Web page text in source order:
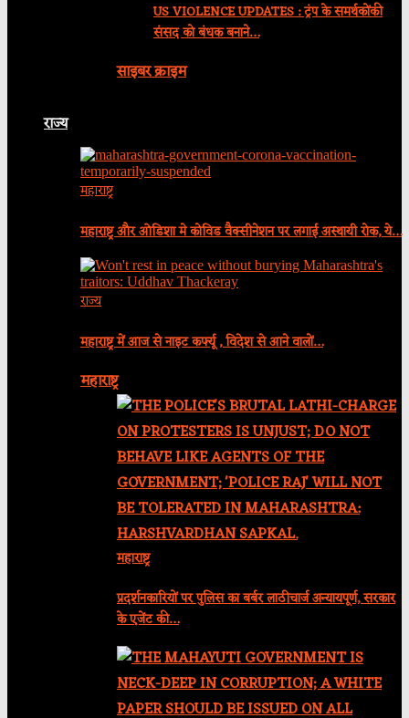
US VIOLENCE UPDATES : ट्रंप के समर्थकोंकी
संसद को बंधक बनाने…
साइबर क्राइम
राज्य
महाराष्ट्र
महाराष्ट्र और ओडिशा मे कोविड वैक्सीनेशन पर लगाई अस्थायी रोक, ये…
राज्य
महाराष्ट्र में आज से नाइट कर्फ्यू , विदेश से आने वालों…
महाराष्ट्र
महाराष्ट्र
प्रदर्शनकारियों पर पुलिस का बर्बर लाठीचार्ज अन्यायपूर्ण, सरकार
के एजेंट की…